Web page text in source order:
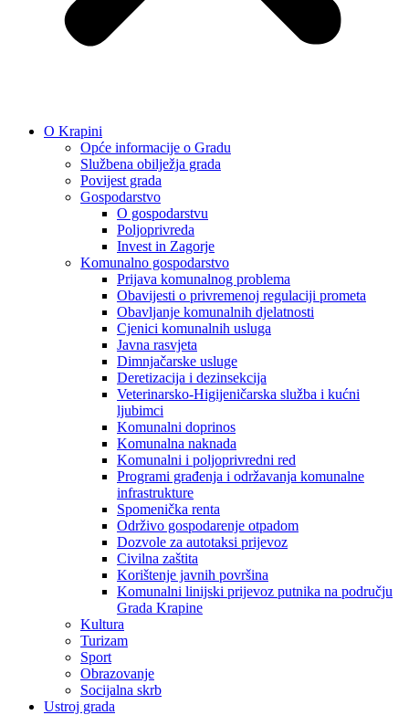
O Krapini
Opće informacije o Gradu
Službena obilježja grada
Povijest grada
Gospodarstvo
O gospodarstvu
Poljoprivreda
Invest in Zagorje
Komunalno gospodarstvo
Prijava komunalnog problema
Obavijesti o privremenoj regulaciji prometa
Obavljanje komunalnih djelatnosti
Cjenici komunalnih usluga
Javna rasvjeta
Dimnjačarske usluge
Deretizacija i dezinsekcija
Veterinarsko-Higijeničarska služba i kućni
ljubimci
Komunalni doprinos
Komunalna naknada
Komunalni i poljoprivredni red
Programi građenja i održavanja komunalne
infrastrukture
Spomenička renta
Održivo gospodarenje otpadom
Dozvole za autotaksi prijevoz
Civilna zaštita
Korištenje javnih površina
Komunalni linijski prijevoz putnika na području
Grada Krapine
Kultura
Turizam
Sport
Obrazovanje
Socijalna skrb
Ustroj grada